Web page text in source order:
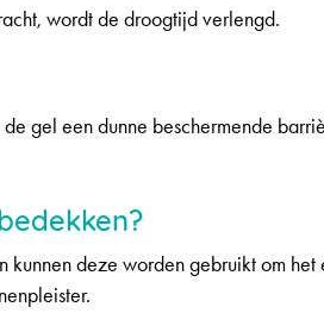
wordt de droogtijd verlengd.
gel een dunne beschermende
deze worden gebruikt om het